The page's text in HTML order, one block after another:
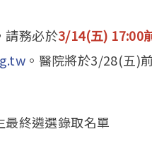
請務必於3/14(五) 17:00
。醫院將於3/28(五)
終遴選錄取名單